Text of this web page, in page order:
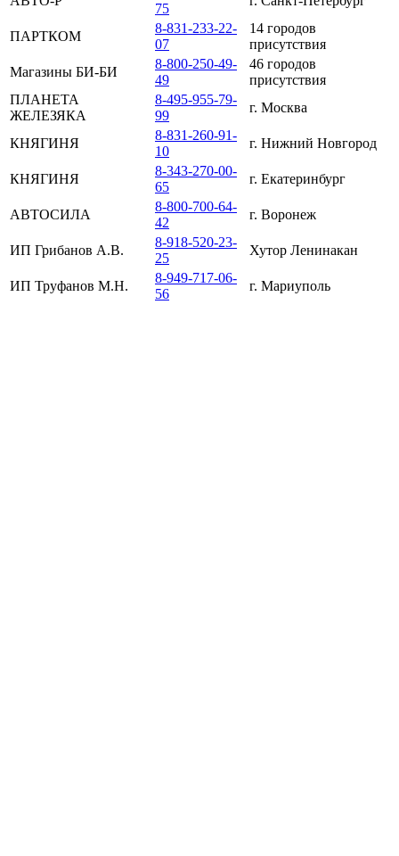
75
ПАРТКОМ
8-831-233-22-
07
14 городов
присутствия
Магазины БИ-БИ
8-800-250-49-
49
46 городов
присутствия
ПЛАНЕТА
ЖЕЛЕЗЯКА
8-495-955-79-
99
г. Москва
КНЯГИНЯ
8-831-260-91-
10
г. Нижний Новгород
КНЯГИНЯ
8-343-270-00-
65
г. Екатеринбург
АВТОСИЛА
8-800-700-64-
42
г. Воронеж
ИП Грибанов А.В.
8-918-520-23-
25
Хутор Ленинакан
ИП Труфанов М.Н.
8-949-717-06-
56
г. Мариуполь